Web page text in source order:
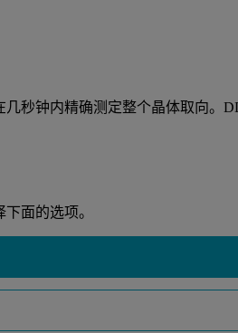
秒钟内精确测定整个晶体取向。
面的选项。